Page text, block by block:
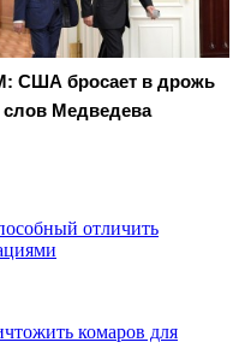
США бросает в дрожь
слов Медведева
отличить
комаров для